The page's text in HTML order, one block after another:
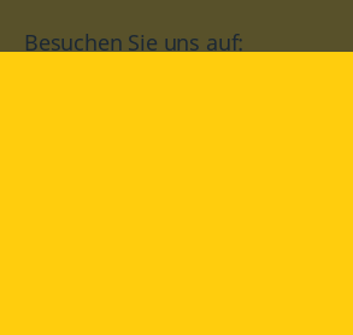
Besuchen Sie uns auf: